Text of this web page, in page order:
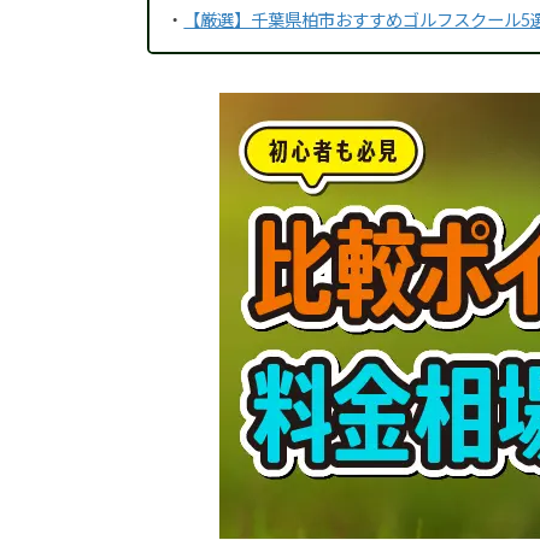
・ 【厳選】千葉県柏市おすすめゴルフスクール5